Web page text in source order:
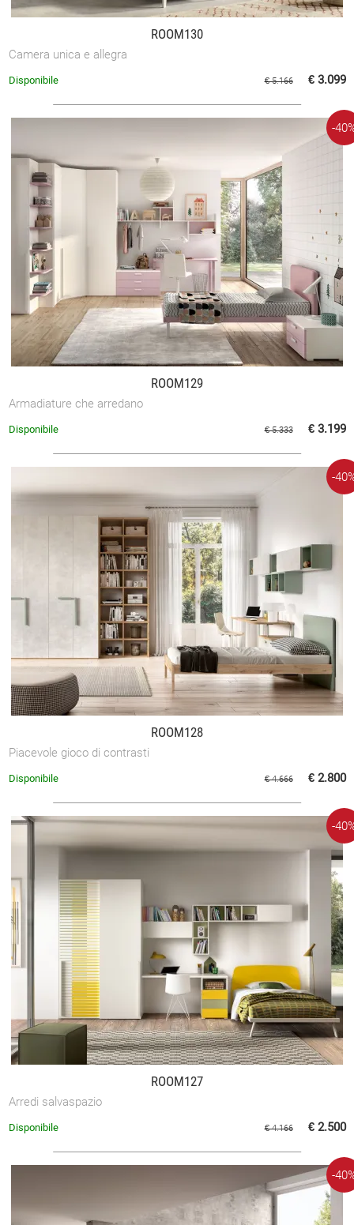
ROOM130
Camera unica e allegra
€ 5.166 € 3.099
Disponibile
ROOM129
Armadiature che arredano
-
€ 5.333 € 3.199
Disponibile
ROOM128
Piacevole gioco di contrasti
-
€ 4.666 € 2.800
Disponibile
ROOM127
Arredi salvaspazio
-
€ 4.166 € 2.500
Disponibile
-